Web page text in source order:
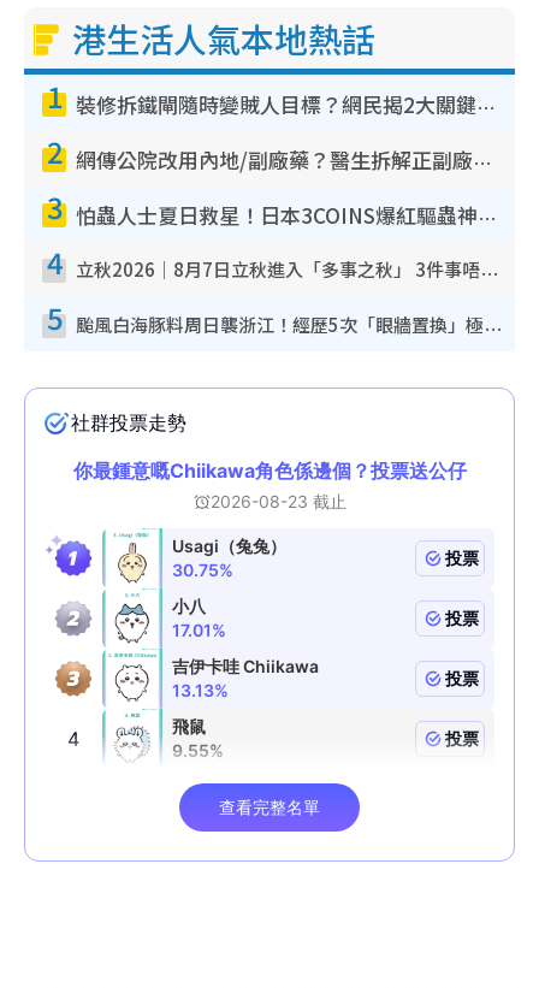
港生活人氣本地熱話
1 裝修拆鐵閘隨時變賊人目標？網民揭2大關鍵用途：裝新式等於白裝？附新舊鐵閘分別
2 網傳公院改用內地/副廠藥？醫生拆解正副廠分別 揭4類人換藥隨時出事
3 怕蟲人士夏日救星！日本3COINS爆紅驅蟲神器$45起 1招「全程免觸碰」輕鬆搞定小強
4 立秋2026｜8月7日立秋進入「多事之秋」 3件事唔做得！專家教6招開運 清枱頭／銀包納氣接好運
5 颱風白海豚料周日襲浙江！經歷5次「眼牆置換」極罕見 成登陸內地最長途颱風